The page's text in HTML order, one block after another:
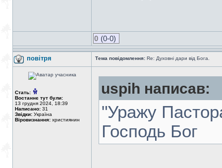
0 (0-0)
повітря Тема повідомлення: Re: Духовні дари від Бога.
Стать:
Востаннє тут були:
13 грудня 2024, 18:39
Написано: 31
Звідки: Україна
Віровизнання: християнин
uspih написав:
"Уражу
Господь Бог